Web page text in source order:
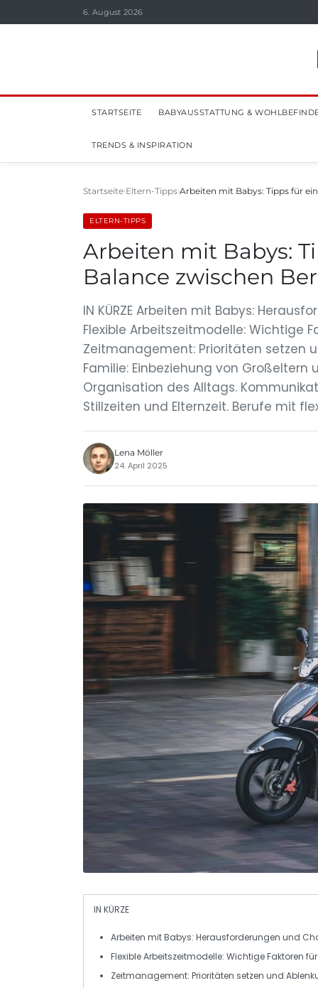
6. August 2026
STARTSEITE BABYAUSSTATTUNG &
TRENDS & INSPIRATION
Startseite Eltern-Tipps Arbeiten mit Babys: Tipps für
ELTERN-TIPPS
Arbeiten mit Babys:
Balance zwischen
IN KÜRZE Arbeiten mit Babys:
Flexible Arbeitszeitmodelle: Wichtige
Zeitmanagement: Prioritäten setzen
Familie: Einbeziehung von Großeltern
Organisation des Alltags.
Stillzeiten und Elternzeit. Berufe mit
Lena Möller
24. April 2025
IN KÜRZE
Arbeiten mit Babys: Herausforderungen und
Flexible Arbeitszeitmodelle: Wichtige Faktoren
Zeitmanagement: Prioritäten setzen und